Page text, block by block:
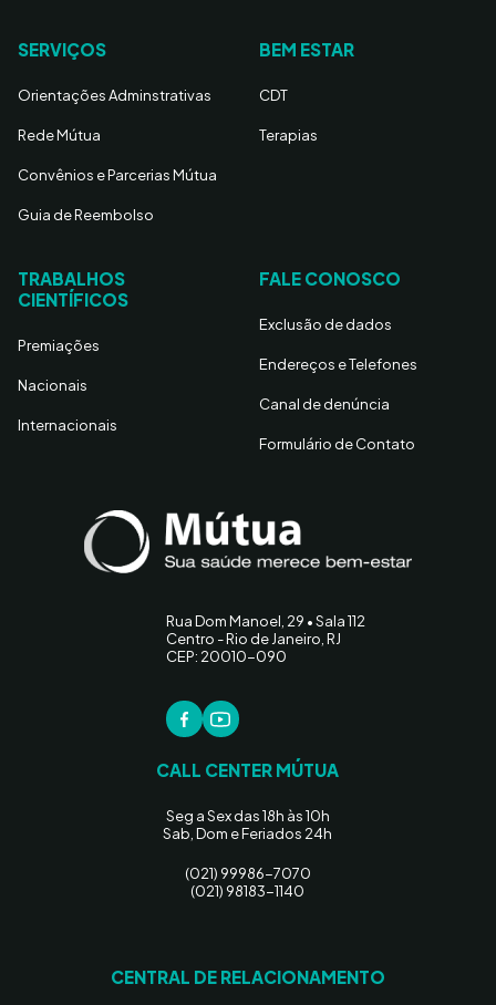
SERVIÇOS
Orientações Adminstrativas
Rede Mútua
Convênios e Parcerias Mútua
Guia de Reembolso
BEM ESTAR
CDT
Terapias
TRABALHOS
CIENTÍFICOS
Premiações
Nacionais
Internacionais
FALE CONOSCO
Exclusão de dados
Endereços e Telefones
Canal de denúncia
Formulário de Contato
Rua Dom Manoel, 29 • Sala 112
Centro - Rio de Janeiro, RJ
CEP: 20010-090
CALL CENTER MÚTUA
Seg a Sex das 18h às 10h
Sab, Dom e Feriados 24h
(021) 99986-7070
(021) 98183-1140
CENTRAL DE RELACIONAMENTO